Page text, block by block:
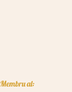
Membru al: